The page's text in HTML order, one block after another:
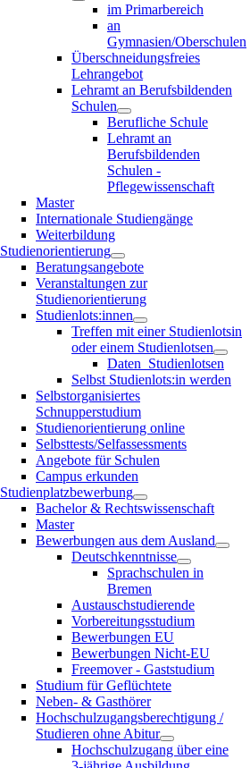
im Primarbereich
an
Gymnasien/Oberschulen
Überschneidungsfreies
Lehrangebot
Lehramt an Berufsbildenden
Schulen
Berufliche Schule
Lehramt an
Berufsbildenden
Schulen -
Pflegewissenschaft
Master
Internationale Studiengänge
Weiterbildung
Studienorientierung
Beratungsangebote
Veranstaltungen zur
Studienorientierung
Studienlots:innen
Treffen mit einer Studienlotsin
oder einem Studienlotsen
Daten_Studienlotsen
Selbst Studienlots:in werden
Selbstorganisiertes
Schnupperstudium
Studienorientierung online
Selbsttests/Selfassessments
Angebote für Schulen
Campus erkunden
Studienplatzbewerbung
Bachelor & Rechtswissenschaft
Master
Bewerbungen aus dem Ausland
Deutschkenntnisse
Sprachschulen in
Bremen
Austauschstudierende
Vorbereitungsstudium
Bewerbungen EU
Bewerbungen Nicht-EU
Freemover - Gaststudium
Studium für Geflüchtete
Neben- & Gasthörer
Hochschulzugangsberechtigung /
Studieren ohne Abitur
Hochschulzugang über eine